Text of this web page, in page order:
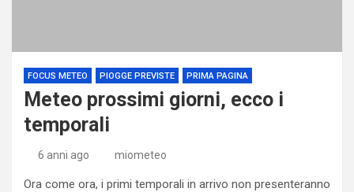
FOCUS METEO PIOGGE PREVISTE PRIMA PAGINA
Meteo prossimi giorni, ecco i
temporali
6 anni ago miometeo
Ora come ora, i primi temporali in arrivo non presenteranno